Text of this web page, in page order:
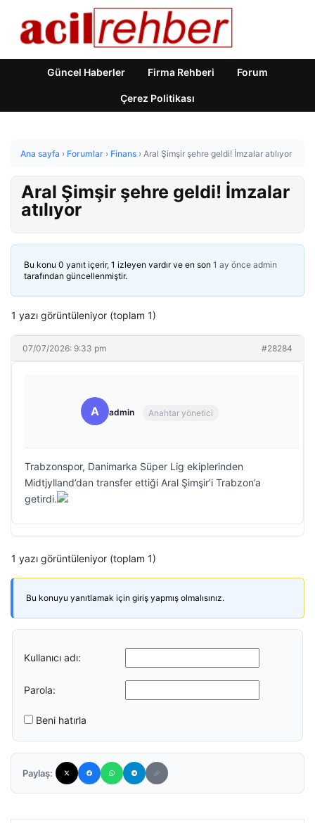
Güncel Haberler Firma Rehberi Forum
Çerez Politikası
Ana sayfa › Forumlar › Finans › Aral Şimşir şehre geldi! İmzalar atılıyor
Aral Şimşir şehre geldi! İmzalar
atılıyor
Bu konu 0 yanıt içerir, 1 izleyen vardır ve en son 1 ay önce admin
tarafından güncellenmiştir.
1 yazı görüntüleniyor (toplam 1)
07/07/2026: 9:33 pm #28284
A admin Anahtar yönetici
Trabzonspor, Danimarka Süper Lig ekiplerinden
Midtjylland’dan transfer ettiği Aral Şimşir’i Trabzon’a
getirdi.
1 yazı görüntüleniyor (toplam 1)
Bu konuyu yanıtlamak için giriş yapmış olmalısınız.
Kullanıcı adı:
Parola:
Beni hatırla
Paylaş: